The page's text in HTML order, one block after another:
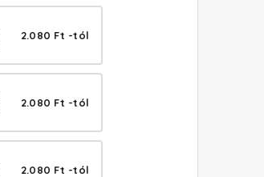
2.080 Ft -tól
2.080 Ft -tól
2.080 Ft -tól